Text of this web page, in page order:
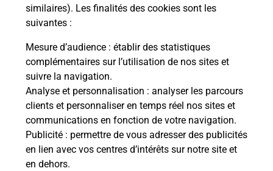
similaires). Les finalités des cookies sont les
suivantes :
Mesure d’audience : établir des statistiques
complémentaires sur l’utilisation de nos sites et
suivre la navigation.
Analyse et personnalisation : analyser les parcours
clients et personnaliser en temps réel nos sites et
communications en fonction de votre navigation.
Publicité : permettre de vous adresser des publicités
en lien avec vos centres d’intérêts sur notre site et
en dehors.
Comment demander une
modification de livraison ?
Comment La Poste participe-t-elle
à votre sécurité au quotidien ?
Puis-je passer mon code de la route
avec La Poste et sous quelles
conditions ?